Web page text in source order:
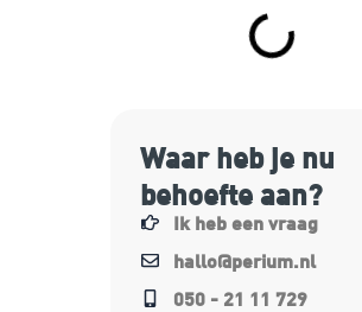
Waar heb je nu
behoefte aan?
Ik heb een vraag
hallo@perium.nl
050 - 21 11 729